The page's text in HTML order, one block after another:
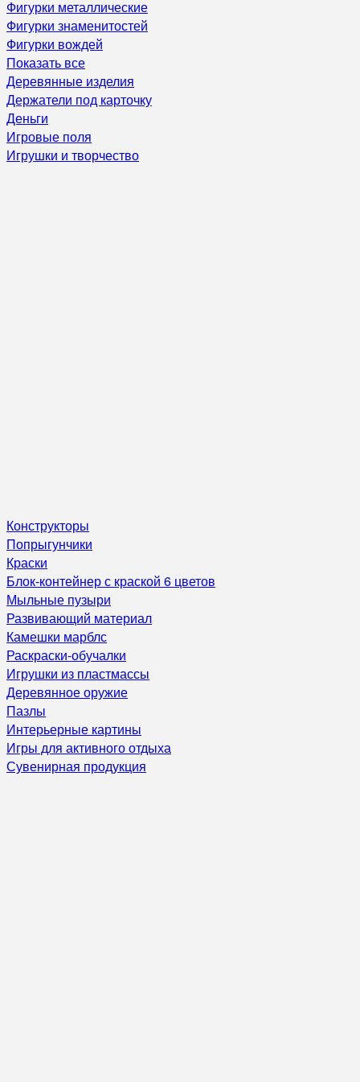
Фигурки металлические
Фигурки знаменитостей
Фигурки вождей
Показать все
Деревянные изделия
Держатели под карточку
Деньги
Игровые поля
Игрушки и творчество
Конструкторы
Попрыгунчики
Краски
Блок-контейнер с краской 6 цветов
Мыльные пузыри
Развивающий материал
Камешки марблс
Раскраски-обучалки
Игрушки из пластмассы
Деревянное оружие
Пазлы
Интерьерные картины
Игры для активного отдыха
Сувенирная продукция